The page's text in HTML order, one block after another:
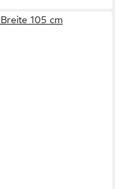
105 cm